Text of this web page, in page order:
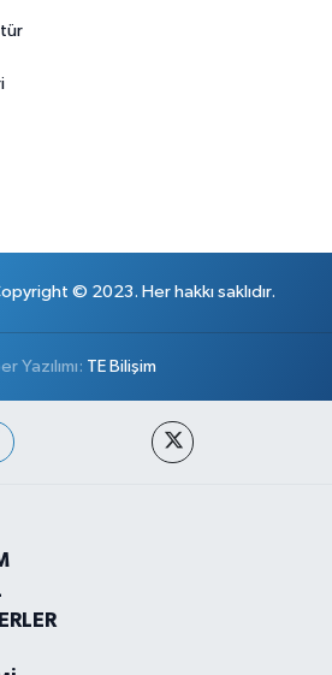
© 2023. Her hakkı saklıdır.
Yazılımı: TE Bilişim